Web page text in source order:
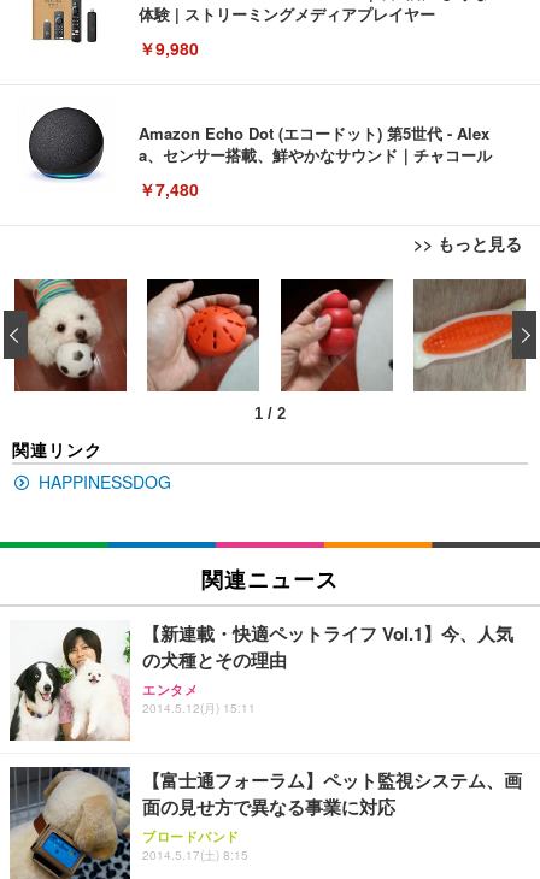
体験 | ストリーミングメディアプレイヤー
￥9,980
Amazon Echo Dot (エコードット) 第5世代 - Alex
a、センサー搭載、鮮やかなサウンド｜チャコール
￥7,480
>> もっと見る
[EdoErgo] オフィスチェア 椅子 テレワーク 疲れな
い 跳ね上げ式アームレスト コンパクト 約105度ロッ
キング pc 事務椅子 360度回転 座面昇降 強化ナイロ
ン樹脂ベース 通気性メッシュ 在宅ワーク H-WY01
(黒網+黒枠+黒足)
￥5,699
ュチェア 人間工学 疲れない ブラック
Sezlife オフィスチェア デスクチェア 疲れない テレ
ワーク チェア 強化バックレスト 30度ロッキング機
レスト 3Dヘッドレスト ハンガー付き 高反発クッシ
ョン PCチェア 通気性メッシュ ゲーミング/勉強/事
務用 おしゃれ パソコンチェア (ブラック)
￥7,680
Sezlife オフィスチェア デスクチェア 疲れない テレ
レスト 3Dヘッドレスト ハンガー付き 高反発クッシ
ョン PCチェア 通気性メッシュ ゲーミング/勉強/事
務用 おしゃれ パソコンチェア (ホワイト)
￥7,680
ANDWINT オフィスチェア デスクチェア 肘なし メ
EIZO ビジネス向けプレミアムモニター | FlexScan
EV3240X-WT | 31.5型4K UHD・USB Type-C・ホワ
イト
￥105,595
イト
【純正品】27"ゲーミングモニター DualSense 充電
フック付き（CFI-ZDM1J）
￥49,979
【整備済み品】Dell E2724HS 27インチ 液晶モニタ
応 ComfortView ビジネス向け
￥15,800
【MiniLED/24.5inch/280Hz/FHD】GRAPHT THE S
Amazonベーシック ペットシーツ 薄型 レギュラー 1
回使い捨て 無香料 ホワイト 300枚
￥3,373
x2袋(84枚) ホワイト(吸収面:ライトブルー)
ネオ・ルーライフ ネオ・オムツ L 中型犬用 26枚入
り 単品
￥1,800
Smart Basic(スマートベーシック) 【Amazon.co.jp
￥3,670
アイリスオーヤマ ペットシーツ 超厚型 お徳用 レギ
1 / 2
‹
関連リンク
HAPPINESSDOG
関連ニュース
【新連載・快適ペットライフ Vol.1】今、人気
の犬種とその理由
エンタメ
2014.5.12(月) 15:11
【富士通フォーラム】ペット監視システム、画
面の見せ方で異なる事業に対応
ブロードバンド
2014.5.17(土) 8:15